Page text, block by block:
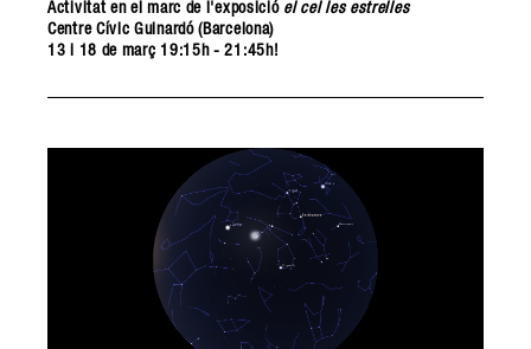
Activitat en el marc de l'exposició el cel les estrelles
Centre Cívic Guinardó (Barcelona)
13 i 18 de març 19:15h - 21:45h!